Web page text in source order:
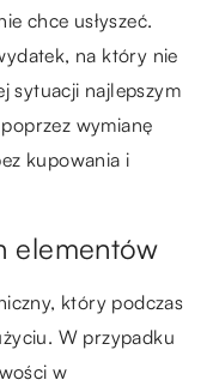
chce usłyszeć.
na który nie
sytuacji najlepszym
wymianę
kupowania i
elementów
który podczas
W przypadku
w